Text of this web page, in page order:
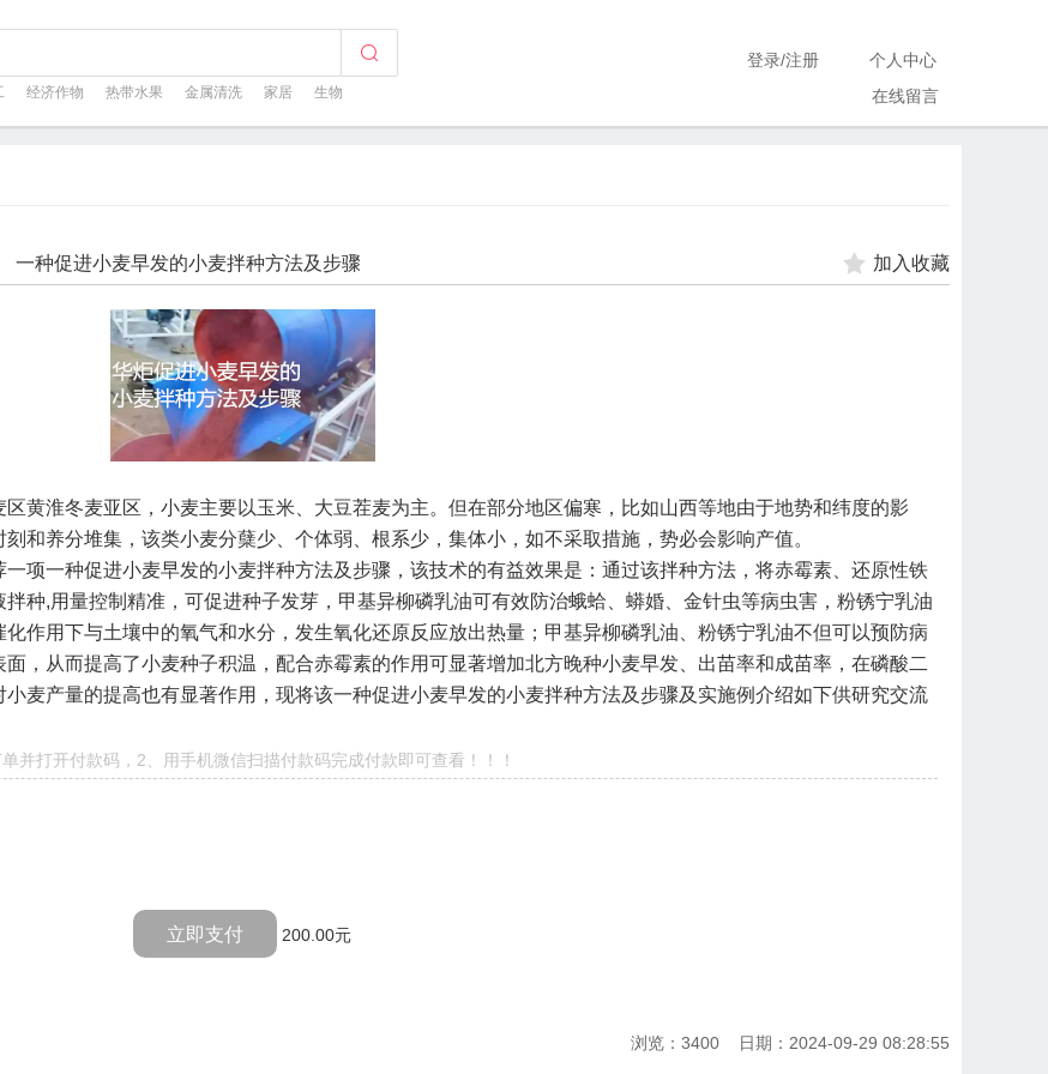
经济作物 热带水果 金属清洗 家居 生物
登录/注册
个人中心
在线留言
一种促进小麦早发的小麦拌种方法及步骤 加入收藏
黄淮冬麦亚区，小麦主要以玉米、大豆茬麦为主。但在部分地区偏寒，比如山西等地由于地势和纬度的影
和养分堆集，该类小麦分蘖少、个体弱、根系少，集体小，如不采取措施，势必会影响产值。
项一种促进小麦早发的小麦拌种方法及步骤，该技术的有益效果是：通过该拌种方法，将赤霉素、还原性铁
拌种,用量控制精准，可促进种子发芽，甲基异柳磷乳油可有效防治蛾蛤、蟒婚、金针虫等病虫害，粉锈宁乳油
作用下与土壤中的氧气和水分，发生氧化还原反应放出热量；甲基异柳磷乳油、粉锈宁乳油不但可以预防病
，从而提高了小麦种子积温，配合赤霉素的作用可显著增加北方晚种小麦早发、出苗率和成苗率，在磷酸二
麦产量的提高也有显著作用，现将该一种促进小麦早发的小麦拌种方法及步骤及实施例介绍如下供研究交流
并打开付款码，2、用手机微信扫描付款码完成付款即可查看！！！
立即支付 200.00元
浏览：3400 日期：2024-09-29 08:28:55